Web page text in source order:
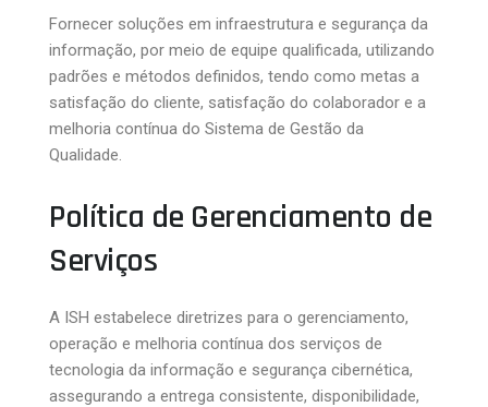
Fornecer soluções em infraestrutura e segurança da
informação, por meio de equipe qualificada, utilizando
padrões e métodos definidos, tendo como metas a
satisfação do cliente, satisfação do colaborador e a
melhoria contínua do Sistema de Gestão da
Qualidade.
Política de Gerenciamento de
Serviços
A ISH estabelece diretrizes para o gerenciamento,
operação e melhoria contínua dos serviços de
tecnologia da informação e segurança cibernética,
assegurando a entrega consistente, disponibilidade,